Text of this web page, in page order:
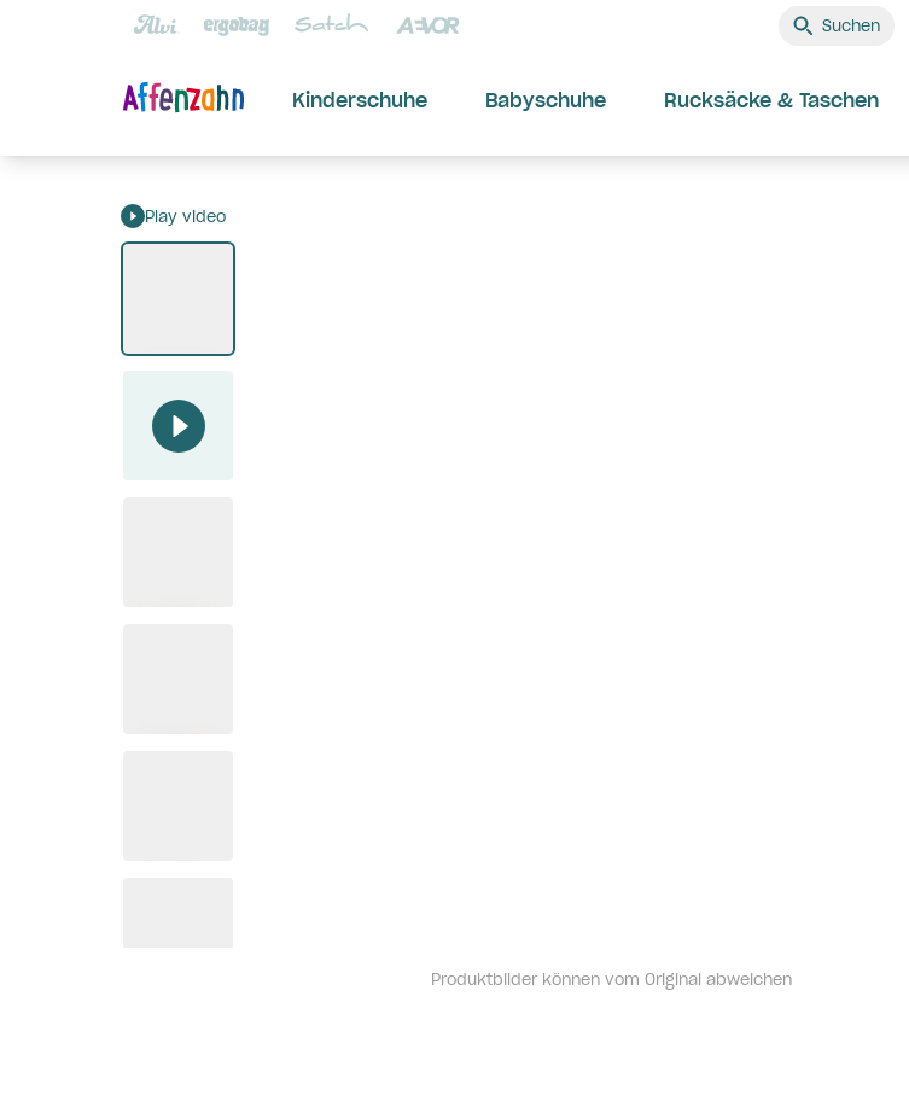
Suchen
Kinderschuhe Babyschuhe Rucksäcke & Taschen
Play video
Produktbilder können vom Original abweichen